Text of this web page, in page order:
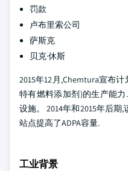
罚款
卢布里索公司
萨斯克
贝克·休斯
2015年12月,Chemtura宣布
特有燃料添加剂)的生产能
设施。 2014年和2015年后
站点提高了ADPA容量.
工业背景